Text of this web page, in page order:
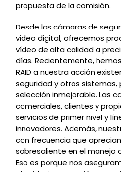
propuesta de la comisión.
Desde las cámaras de
video digital, ofrecemos
vídeo de alta calidad a
días. Recientemente,
RAID a nuestra acción
seguridad y otros sistemas,
selección inmejorable. Las
comerciales, clientes y
servicios de primer nivel y
innovadores. Además,
con frecuencia que
sobresaliente en el manejo
Eso es porque nos